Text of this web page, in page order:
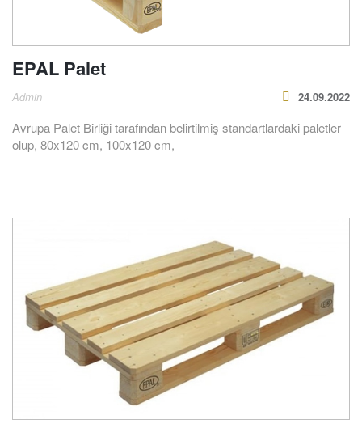
EPAL Palet
Admin 24.09.2022
Avrupa Palet Birliği tarafından belirtilmiş standartlardaki paletler
olup, 80x120 cm, 100x120 cm,